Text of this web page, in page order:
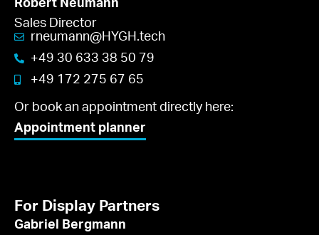
Robert Neumann
Sales Director
rneumann@HYGH.tech
+49 30 633 38 50 79
+49 172 275 67 65
Or book an appointment directly here:
Appointment planner
For Display Partners
Gabriel Bergmann